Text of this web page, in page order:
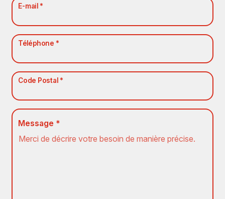
E-mail *
Téléphone *
Code Postal *
Message *